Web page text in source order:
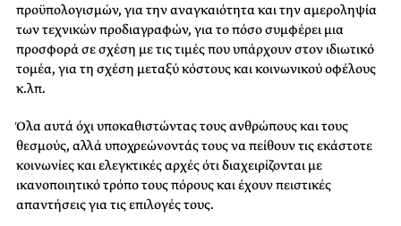
προϋπολογισμών, για την αναγκαιότητα και την αμεροληψία
των τεχνικών προδιαγραφών, για το πόσο συμφέρει μια
προσφορά σε σχέση με τις τιμές που υπάρχουν στον ιδιωτικό
τομέα, για τη σχέση μεταξύ κόστους και κοινωνικού οφέλους
κ.λπ.
Όλα αυτά όχι υποκαθιστώντας τους ανθρώπους και τους
θεσμούς, αλλά υποχρεώνοντάς τους να πείθουν τις εκάστοτε
κοινωνίες και ελεγκτικές αρχές ότι διαχειρίζονται με
ικανοποιητικό τρόπο τους πόρους και έχουν πειστικές
απαντήσεις για τις επιλογές τους.